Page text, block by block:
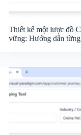
Thiết kế một lược đồ
vững: Hướng dẫn